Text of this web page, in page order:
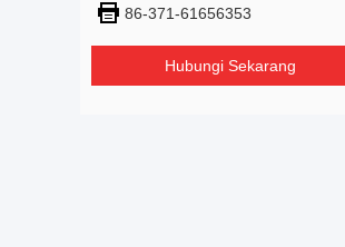
86-371-61656353
Hubungi Sekarang